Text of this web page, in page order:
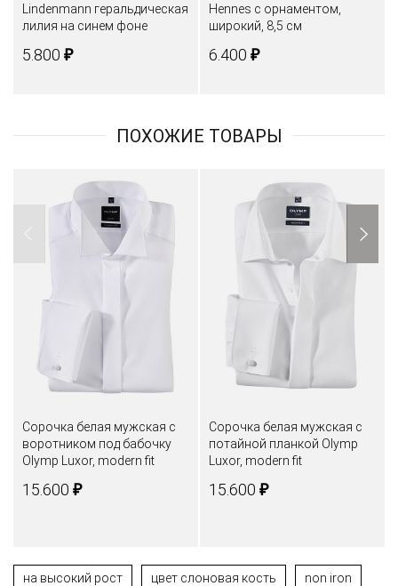
Lindenmann геральдическая
лилия на синем фоне
5.800 ₽
Hennes c орнаментом,
широкий, 8,5 см
6.400 ₽
ПОХОЖИЕ ТОВАРЫ
Сорочка белая мужская с
воротником под бабочку
Olymp Luxor, modern fit
15.600 ₽
Сорочка белая мужская с
потайной планкой Olymp
Luxor, modern fit
15.600 ₽
на высокий рост цвет слоновая кость non iron